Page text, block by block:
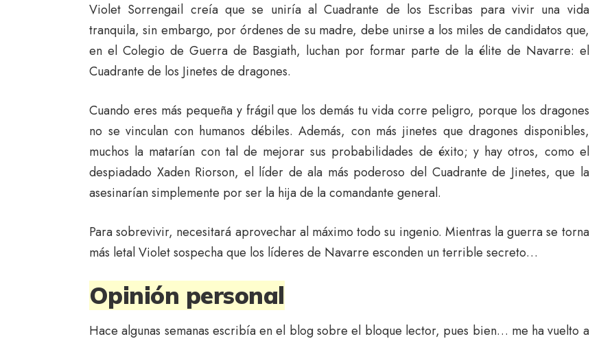
Violet Sorrengail creía que se uniría al Cuadrante de los Escribas para vivir una vida
tranquila, sin embargo, por órdenes de su madre, debe unirse a los miles de candidatos que,
en el Colegio de Guerra de Basgiath, luchan por formar parte de la élite de Navarre: el
Cuadrante de los Jinetes de dragones.
Cuando eres más pequeña y frágil que los demás tu vida corre peligro, porque los dragones
no se vinculan con humanos débiles. Además, con más jinetes que dragones disponibles,
muchos la matarían con tal de mejorar sus probabilidades de éxito; y hay otros, como el
despiadado Xaden Riorson, el líder de ala más poderoso del Cuadrante de Jinetes, que la
asesinarían simplemente por ser la hija de la comandante general.
Para sobrevivir, necesitará aprovechar al máximo todo su ingenio. Mientras la guerra se torna
más letal Violet sospecha que los líderes de Navarre esconden un terrible secreto…
Opinión personal
Hace algunas semanas escribía en el blog sobre el bloque lector, pues bien… me ha vuelto a